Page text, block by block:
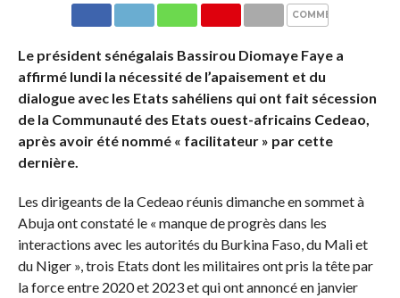
COMMENTAIRES
Le président sénégalais Bassirou Diomaye Faye a
affirmé lundi la nécessité de l’apaisement et du
dialogue avec les Etats sahéliens qui ont fait sécession
de la Communauté des Etats ouest-africains Cedeao,
après avoir été nommé « facilitateur » par cette
dernière.
Les dirigeants de la Cedeao réunis dimanche en sommet à
Abuja ont constaté le « manque de progrès dans les
interactions avec les autorités du Burkina Faso, du Mali et
du Niger », trois Etats dont les militaires ont pris la tête par
la force entre 2020 et 2023 et qui ont annoncé en janvier